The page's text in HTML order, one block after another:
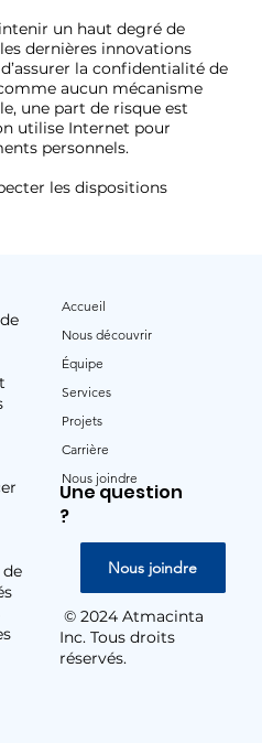
un haut degré de
dernières innovations
la confidentialité de
aucun mécanisme
une part de risque est
utilise Internet pour
personnels.
les dispositions
Accueil
Nous découvrir
Équipe
Services
Projets
Carrière
Nous joindre
Une question
?
Nous joindre
© 2024 Atmacinta
Inc. Tous droits
réservés.